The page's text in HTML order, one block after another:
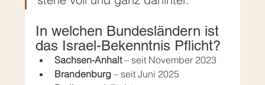
In welchen Bundesländern ist
das Israel-Bekenntnis Pflicht?
Sachsen-Anhalt – seit November 2023
Brandenburg – seit Juni 2025